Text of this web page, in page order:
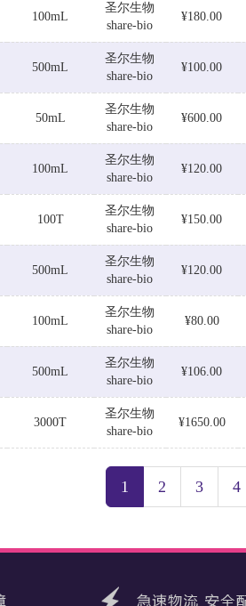
100mL
圣尔生物
share-bio
¥180.00
500mL
圣尔生物
share-bio
¥100.00
50mL
圣尔生物
share-bio
¥600.00
100mL
圣尔生物
share-bio
¥120.00
100T
圣尔生物
share-bio
¥150.00
500mL
圣尔生物
share-bio
¥120.00
100mL
圣尔生物
share-bio
¥80.00
500mL
圣尔生物
share-bio
¥106.00
3000T
圣尔生物
share-bio
¥1650.00
1 2 3 4